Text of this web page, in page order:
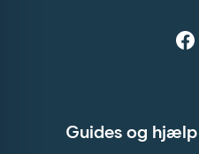
Guides og hjælp